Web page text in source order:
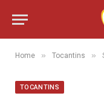
Home » Tocantins »
TOCANTINS